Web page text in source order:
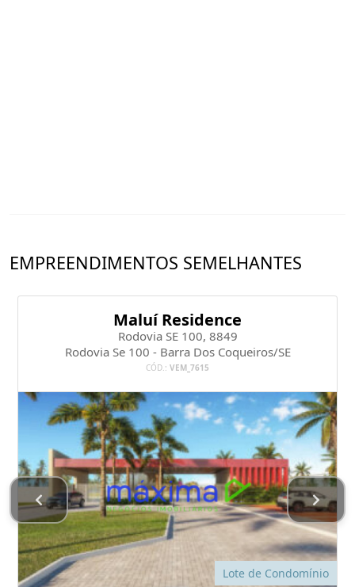
EMPREENDIMENTOS SEMELHANTES
Maluí Residence
Rodovia SE 100, 8849
Rodovia Se 100 - Barra Dos Coqueiros/SE
CÓD.: VEM_7615
Lote de Condomínio